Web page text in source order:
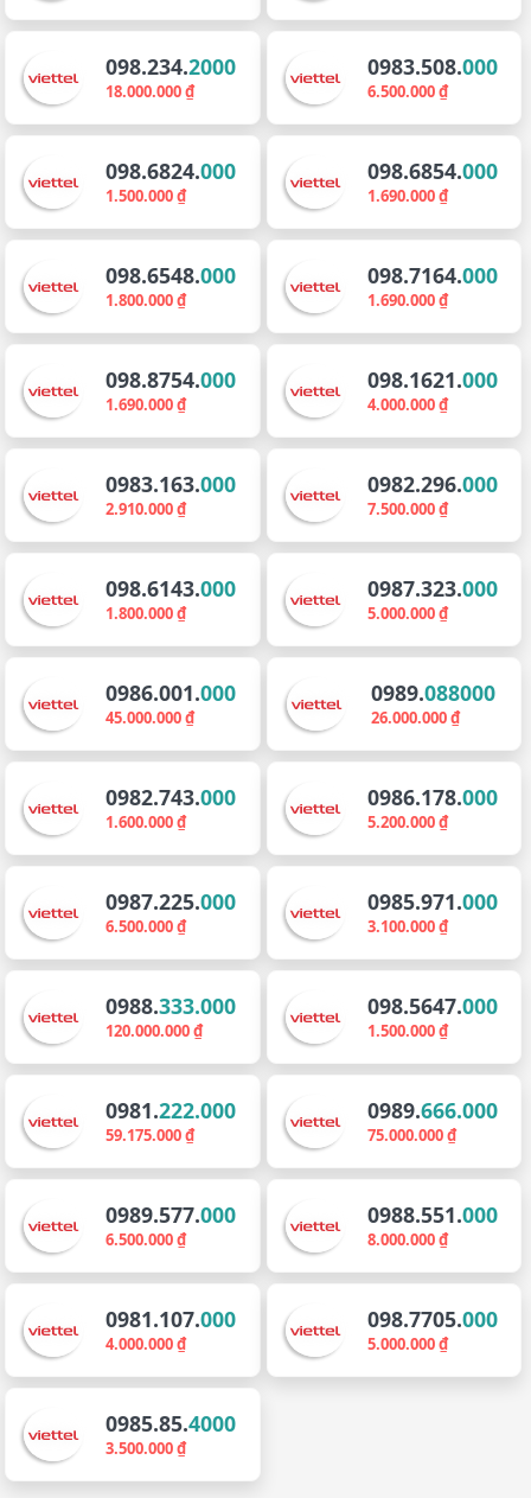
098.234.2000
18.000.000 ₫
0983.508.000
6.500.000 ₫
098.6824.000
1.500.000 ₫
098.6854.000
1.690.000 ₫
098.6548.000
1.800.000 ₫
098.7164.000
1.690.000 ₫
098.8754.000
1.690.000 ₫
098.1621.000
4.000.000 ₫
0983.163.000
2.910.000 ₫
0982.296.000
7.500.000 ₫
098.6143.000
1.800.000 ₫
0987.323.000
5.000.000 ₫
0986.001.000
45.000.000 ₫
0989.088000
26.000.000 ₫
0982.743.000
1.600.000 ₫
0986.178.000
5.200.000 ₫
0987.225.000
6.500.000 ₫
0985.971.000
3.100.000 ₫
0988.333.000
120.000.000 ₫
098.5647.000
1.500.000 ₫
0981.222.000
59.175.000 ₫
0989.666.000
75.000.000 ₫
0989.577.000
6.500.000 ₫
0988.551.000
8.000.000 ₫
0981.107.000
4.000.000 ₫
098.7705.000
5.000.000 ₫
0985.85.4000
3.500.000 ₫